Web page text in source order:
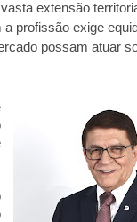
extensão
profissão exige
possam atuar